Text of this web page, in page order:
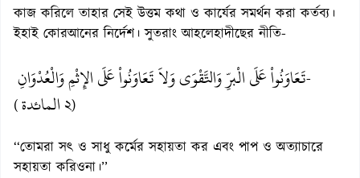
কাজ করিলে তাহার সেই উত্তম কথা ও কার্যের সমর্থন করা কর্তব্য।
ইহাই কোরআনের নির্দেশ। সুতরাং আহলেহাদীছের নীতি-
تَعَاوَنُواْ عَلَى الْبرِّ وَالتَّقْوَى وَلاَ تَعَاوَنُواْ عَلَى الإِثْمِ وَالْعُدْوَانِ-
( المائدة ২)
‘‘তোমরা সৎ ও সাধু কর্মের সহায়তা কর এবং পাপ ও অত্যাচারে
সহায়তা করিওনা।’’